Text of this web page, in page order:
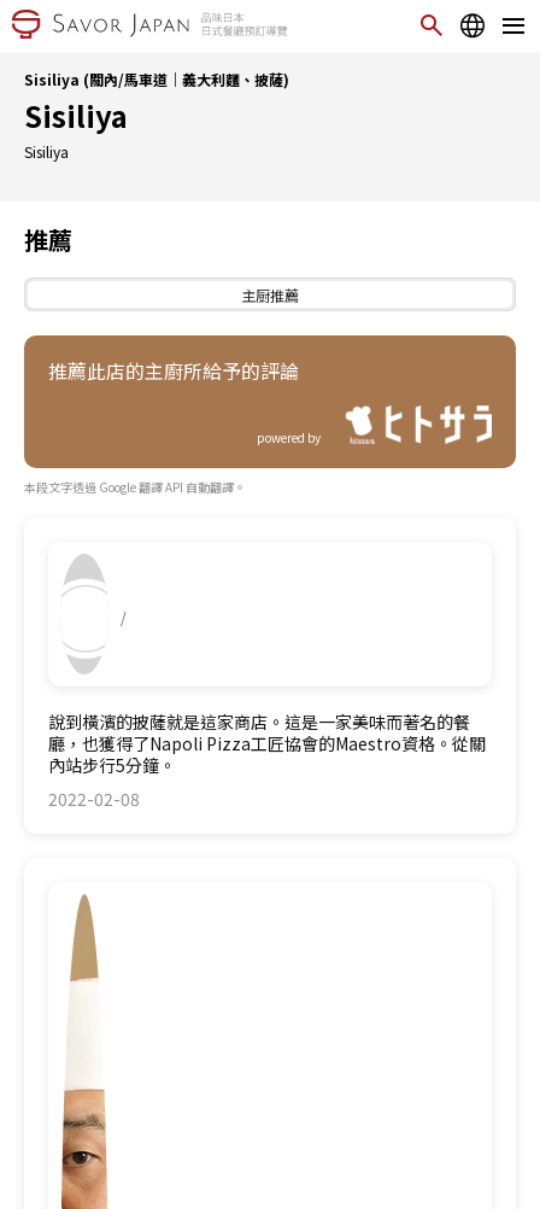
Sisiliya (關內/馬車道｜義大利麵、披薩)
Sisiliya
Sisiliya
推薦
主厨推薦
推薦此店的主廚所給予的評論
powered by
本段文字透過 Google 翻譯 API 自動翻譯。
/
說到橫濱的披薩就是這家商店。這是一家美味而著名的餐
廳，也獲得了Napoli Pizza工匠協會的Maestro資格。從關
內站步行5分鐘。
2022-02-08